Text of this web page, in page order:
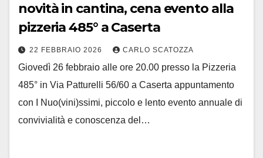
novità in cantina, cena evento alla
pizzeria 485° a Caserta
22 FEBBRAIO 2026 CARLO SCATOZZA
Giovedì 26 febbraio alle ore 20.00 presso la Pizzeria
485° in Via Patturelli 56/60 a Caserta appuntamento
con I Nuo(vini)ssimi, piccolo e lento evento annuale di
convivialità e conoscenza del…